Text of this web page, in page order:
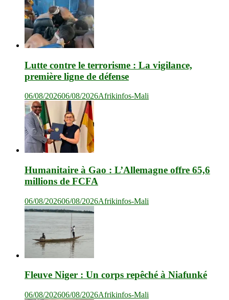
Lutte contre le terrorisme : La vigilance,
première ligne de défense
06/08/202606/08/2026Afrikinfos-Mali
Humanitaire à Gao : L’Allemagne offre 65,6
millions de FCFA
06/08/202606/08/2026Afrikinfos-Mali
Fleuve Niger : Un corps repêché à Niafunké
06/08/202606/08/2026Afrikinfos-Mali